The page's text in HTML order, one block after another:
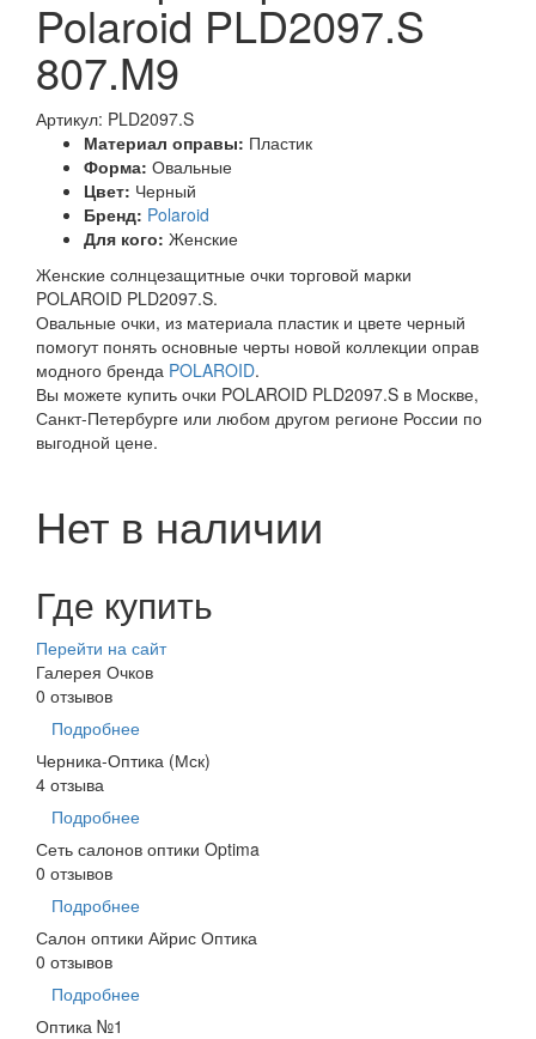
Polaroid PLD2097.S
807.M9
Артикул: PLD2097.S
Материал оправы: Пластик
Форма: Овальные
Цвет: Черный
Бренд: Polaroid
Для кого: Женские
Женские солнцезащитные очки торговой марки
POLAROID PLD2097.S.
Овальные очки, из материала пластик и цвете черный
помогут понять основные черты новой коллекции оправ
модного бренда POLAROID.
Вы можете купить очки POLAROID PLD2097.S в Москве,
Санкт-Петербурге или любом другом регионе России по
выгодной цене.
Нет в наличии
Где купить
Перейти на сайт
Галерея Очков
0 отзывов
Подробнее
Черника-Оптика (Мск)
4 отзыва
Подробнее
Сеть салонов оптики Optima
0 отзывов
Подробнее
Салон оптики Айрис Оптика
0 отзывов
Подробнее
Оптика №1